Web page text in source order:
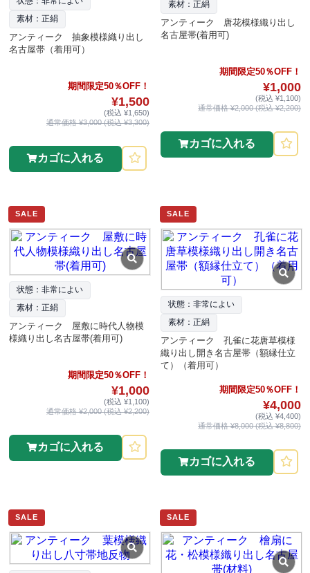
素材：正絹
アンティーク 抽象模様織り出し
名古屋帯（着用可）
期間限定50％OFF！
¥1,500
(税込 ¥1,650)
通常価格 ¥3,000 (税込 ¥3,300)
カゴに入れる
素材：正絹
アンティーク 唐花模様織り出し
名古屋帯(着用可)
期間限定50％OFF！
¥1,000
(税込 ¥1,100)
通常価格 ¥2,000 (税込 ¥2,200)
カゴに入れる
SALE
状態：非常によい
素材：正絹
アンティーク 屋敷に時代人物模
様織り出し名古屋帯(着用可)
期間限定50％OFF！
¥1,000
(税込 ¥1,100)
通常価格 ¥2,000 (税込 ¥2,200)
カゴに入れる
SALE
状態：非常によい
素材：正絹
アンティーク 孔雀に花唐草模様
織り出し開き名古屋帯（額縁仕立
て）（着用可）
期間限定50％OFF！
¥4,000
(税込 ¥4,400)
通常価格 ¥8,000 (税込 ¥8,800)
カゴに入れる
SALE SALE